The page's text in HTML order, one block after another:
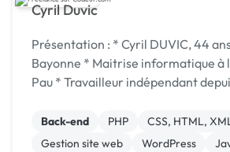
Cyril Duvic
Présentation : * Cyril DUVIC, 44 ans, basé à
Bayonne * Maitrise informatique à
Pau * Travailleur indépendant
Compétences : +
Back-end PHP
CSS, HTML,
Gestion site web
WordPress